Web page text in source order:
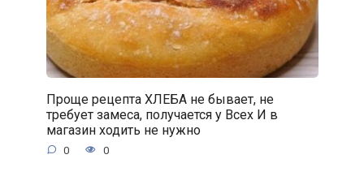
Проще рецепта ХЛЕБА не бывает, не
требует замеса, получается у Всех И в
магазин ходить не нужно
0 0